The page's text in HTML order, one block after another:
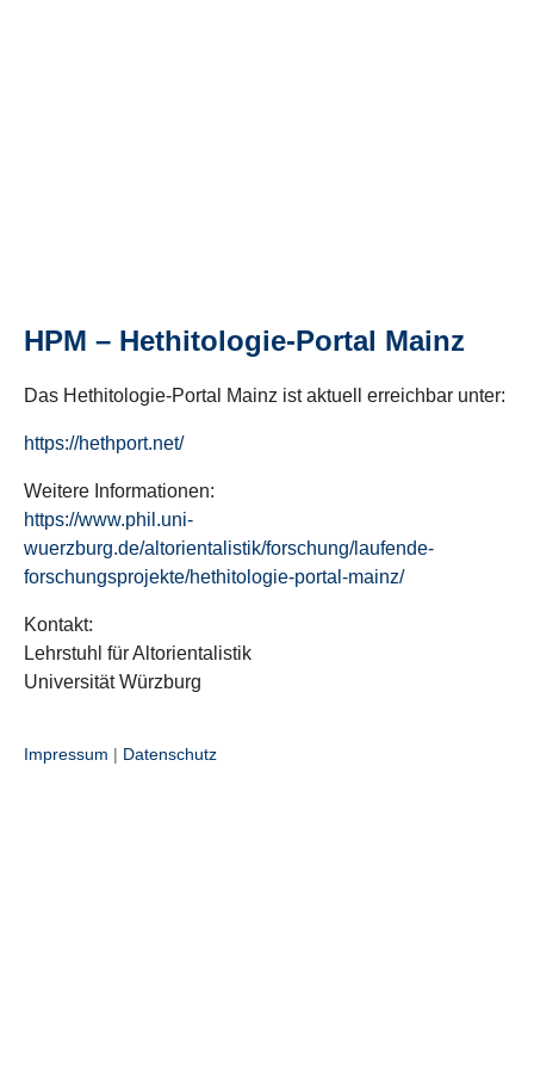
HPM – Hethitologie-Portal Mainz
Das Hethitologie-Portal Mainz ist aktuell erreichbar unter:
https://hethport.net/
Weitere Informationen:
https://www.phil.uni-
wuerzburg.de/altorientalistik/forschung/laufende-
forschungsprojekte/hethitologie-portal-mainz/
Kontakt:
Lehrstuhl für Altorientalistik
Universität Würzburg
Impressum | Datenschutz